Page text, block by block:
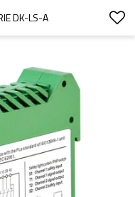
DK-LS-A